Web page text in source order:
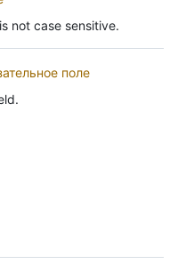
not case sensitive.
поле